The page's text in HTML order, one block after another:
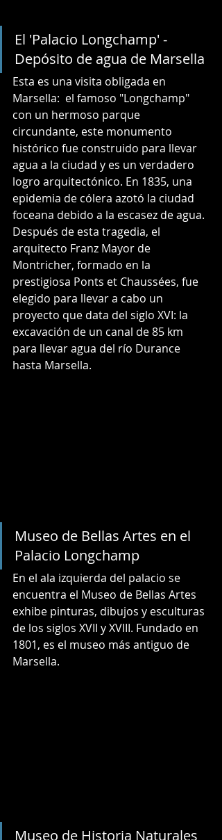
El 'Palacio Longchamp' -
Depósito de agua de Marsella
Esta es una visita obligada en
Marsella:  el famoso "Longchamp"
con un hermoso parque
circundante, este monumento
histórico fue construido para llevar
agua a la ciudad y es un verdadero
logro arquitectónico. En 1835, una
epidemia de cólera azotó la ciudad
foceana debido a la escasez de agua.
Después de esta tragedia, el
arquitecto Franz Mayor de
Montricher, formado en la
prestigiosa Ponts et Chaussées, fue
elegido para llevar a cabo un
proyecto que data del siglo XVI: la
excavación de un canal de 85 km
para llevar agua del río Durance
hasta Marsella.
Museo de Bellas Artes en el
Palacio Longchamp
En el ala izquierda del palacio se
encuentra el Museo de Bellas Artes
exhibe pinturas, dibujos y esculturas
de los siglos XVII y XVIII. Fundado en
1801, es el museo más antiguo de
Marsella.
Museo de Historia Naturales